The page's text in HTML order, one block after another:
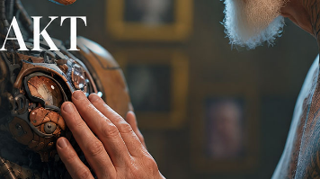
tot een masterclass. In alle gevallen vormt de